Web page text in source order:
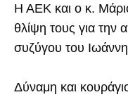
Η ΑΕΚ και ο κ.
θλίψη τους για την
συζύγου του
Δύναμη και